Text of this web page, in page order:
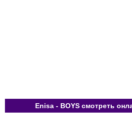
Enisa - BOYS смотреть